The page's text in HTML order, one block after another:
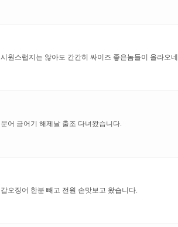
시원스럽지는 않아도 간간히 싸이즈 좋은놈들이 올라오
문어 금어기 해제날 출조 다녀왔습니다.
갑오징어 한분 빼고 전원 손맛보고 왔습니다.